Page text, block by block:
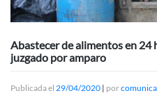
Abastecer de alimentos en
juzgado por amparo
Publicada el 29/04/2020 | por